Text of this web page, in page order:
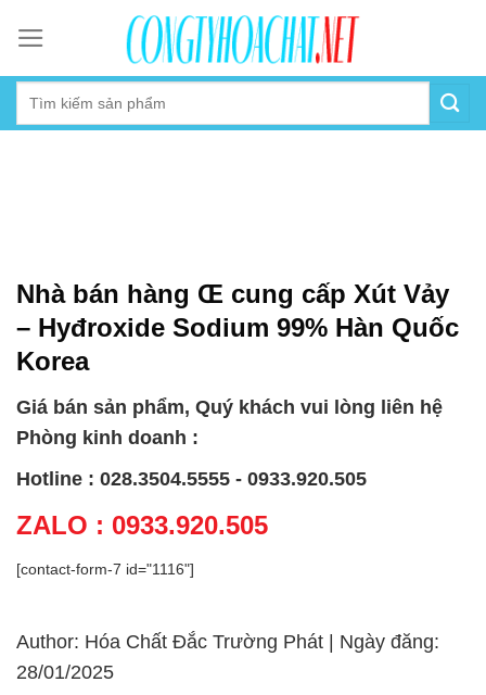
content
Nhà bán hàng Œ cung cấp Xút Vảy
– Hyđroxide Sodium 99% Hàn Quốc
Korea
Giá bán sản phẩm, Quý khách vui lòng liên hệ
Phòng kinh doanh :
Hotline : 028.3504.5555 - 0933.920.505
ZALO : 0933.920.505
[contact-form-7 id="1116"]
Author: Hóa Chất Đắc Trường Phát | Ngày đăng:
28/01/2025